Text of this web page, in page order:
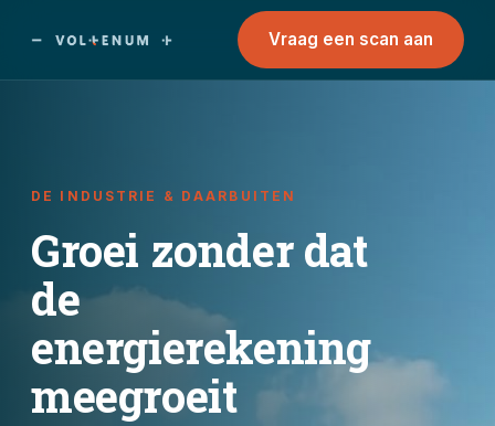
Vraag een scan aan
DE INDUSTRIE & DAARBUITEN
Groei zonder dat
de
energierekening
meegroeit